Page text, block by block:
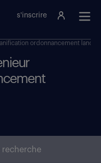
s'inscrire
ordonnancement